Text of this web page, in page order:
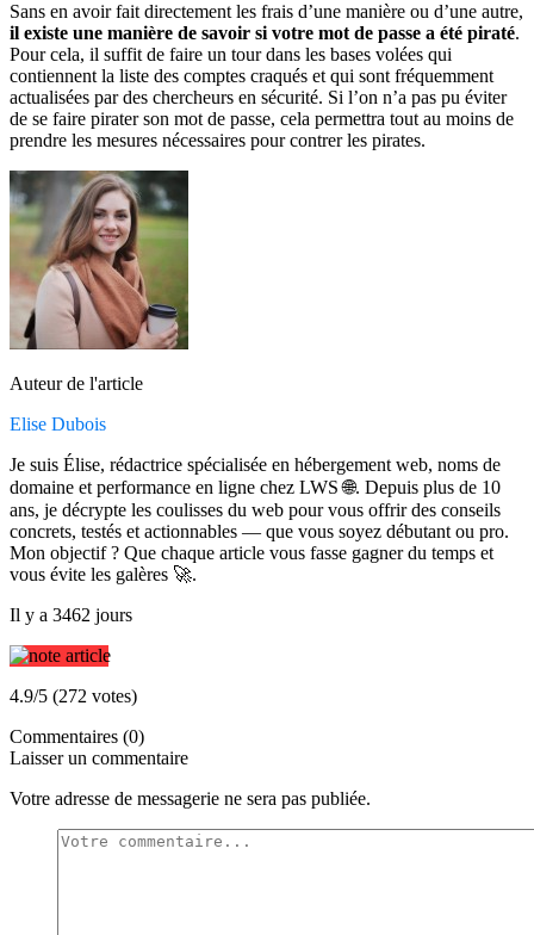
Sans en avoir fait directement les frais d’une manière ou d’une autre,
il existe une manière de savoir si votre mot de passe a été piraté.
Pour cela, il suffit de faire un tour dans les bases volées qui
contiennent la liste des comptes craqués et qui sont fréquemment
actualisées par des chercheurs en sécurité. Si l’on n’a pas pu éviter
de se faire pirater son mot de passe, cela permettra tout au moins de
prendre les mesures nécessaires pour contrer les pirates.
Auteur de l'article
Elise Dubois
Je suis Élise, rédactrice spécialisée en hébergement web, noms de
domaine et performance en ligne chez LWS 🌐. Depuis plus de 10
ans, je décrypte les coulisses du web pour vous offrir des conseils
concrets, testés et actionnables — que vous soyez débutant ou pro.
Mon objectif ? Que chaque article vous fasse gagner du temps et
vous évite les galères 🚀.
Il y a 3462 jours
4.9/5 (272 votes)
Commentaires (0)
Laisser un commentaire
Votre adresse de messagerie ne sera pas publiée.